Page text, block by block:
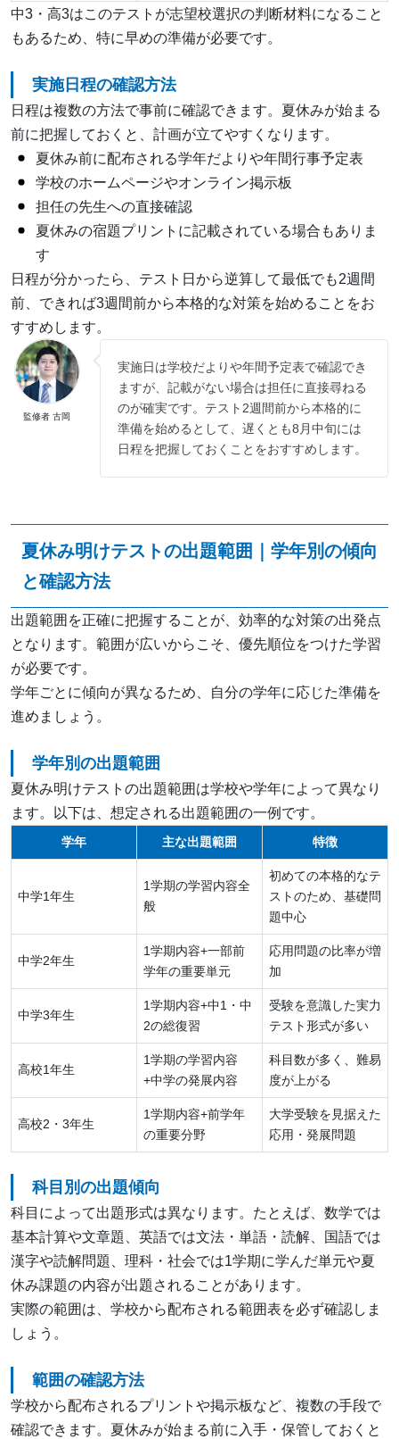
中3・高3はこのテストが志望校選択の判断材料になること
もあるため、特に早めの準備が必要です。
実施日程の確認方法
日程は複数の方法で事前に確認できます。夏休みが始まる
前に把握しておくと、計画が立てやすくなります。
夏休み前に配布される学年だよりや年間行事予定表
学校のホームページやオンライン掲示板
担任の先生への直接確認
夏休みの宿題プリントに記載されている場合もありま
す
日程が分かったら、テスト日から逆算して最低でも2週間
前、できれば3週間前から本格的な対策を始めることをお
すすめします。
監修者 古岡
実施日は学校だよりや年間予定表で確認でき
ますが、記載がない場合は担任に直接尋ねる
のが確実です。テスト2週間前から本格的に
準備を始めるとして、遅くとも8月中旬には
日程を把握しておくことをおすすめします。
夏休み明けテストの出題範囲｜学年別の傾向
と確認方法
出題範囲を正確に把握することが、効率的な対策の出発点
となります。範囲が広いからこそ、優先順位をつけた学習
が必要です。
学年ごとに傾向が異なるため、自分の学年に応じた準備を
進めましょう。
学年別の出題範囲
夏休み明けテストの出題範囲は学校や学年によって異なり
ます。以下は、想定される出題範囲の一例です。
学年 主な出題範囲 特徴
中学1年生
1学期の学習内容全
般
初めての本格的なテ
ストのため、基礎問
題中心
中学2年生
1学期内容+一部前
学年の重要単元
応用問題の比率が増
加
中学3年生
1学期内容+中1・中
2の総復習
受験を意識した実力
テスト形式が多い
高校1年生
1学期の学習内容
+中学の発展内容
科目数が多く、難易
度が上がる
高校2・3年生
1学期内容+前学年
の重要分野
大学受験を見据えた
応用・発展問題
科目別の出題傾向
科目によって出題形式は異なります。たとえば、数学では
基本計算や文章題、英語では文法・単語・読解、国語では
漢字や読解問題、理科・社会では1学期に学んだ単元や夏
休み課題の内容が出題されることがあります。
実際の範囲は、学校から配布される範囲表を必ず確認しま
しょう。
範囲の確認方法
学校から配布されるプリントや掲示板など、複数の手段で
確認できます。夏休みが始まる前に入手・保管しておくと